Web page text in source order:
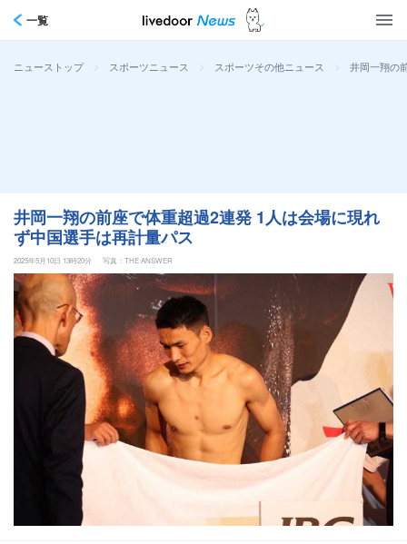
一覧
ニューストップ > スポーツニュース > スポーツその他ニュース > 井岡一翔の
井岡一翔の前座で体重超過2連発 1人は会場に現れ
ず中国選手は再計量パス
2025年5月10日 13時20分 写真：THE ANSWER